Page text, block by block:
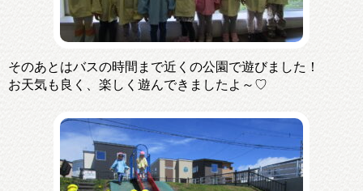
そのあとはバスの時間まで近くの公園で遊びました！
お天気も良く、楽しく遊んできましたよ～♡